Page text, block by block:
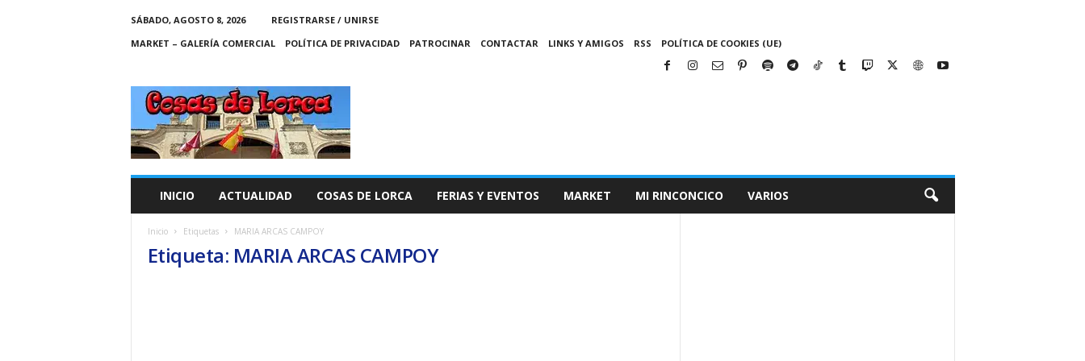
SÁBADO, AGOSTO 8, 2026
REGISTRARSE / UNIRSE
MARKET – GALERÍA COMERCIAL
POLÍTICA DE PRIVACIDAD PATROCINAR CONTACTAR LINKS Y AMIGOS RSS POLÍTICA DE COOKIES (UE)
C
A
S
INICIO ACTUALIDAD COSAS DE LORCA FERIAS Y EVENTOS MARKET MI RINCONCICO VARIOS
Inicio Etiquetas MARIA ARCAS CAMPOY
Etiqueta: MARIA ARCAS CAMPOY